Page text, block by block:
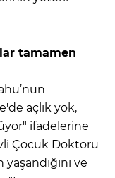
tamamen
açlık yok,
ifadelerine
Çocuk Doktoru
ve